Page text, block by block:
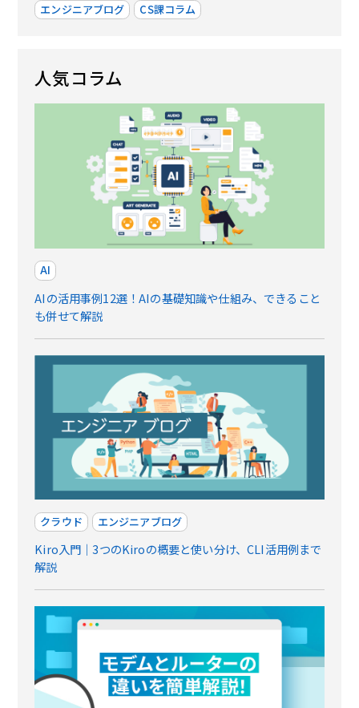
エンジニアブログ
CS課コラム
人気コラム
AI
AIの活用事例12選！AIの基礎知識や仕組み、できること
も併せて解説
クラウド エンジニアブログ
Kiro入門｜3つのKiroの概要と使い分け、CLI活用例まで
解説